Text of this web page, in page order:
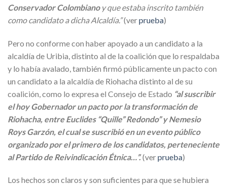
Conservador Colombianoy que estaba inscrito también
como candidato a dicha Alcaldía.”(verprueba)
Pero no conforme con haber apoyado a un candidato a la
alcaldía de Uribia, distinto al de la coalición que lo respaldaba
y lo había avalado, también firmó públicamente un pacto con
un candidato a la alcaldía de Riohacha distinto al de su
coalición, como lo expresa el Consejo de Estado “al suscribir
el hoy Gobernador un pacto por la transformación de
Riohacha, entre Euclides “Quille” Redondo” y Nemesio
Roys Garzón, el cual se suscribió en un evento público
organizado por el primero de los candidatos, perteneciente
al Partido de Reivindicación Étnica…”.(verprueba)
Los hechos son claros y son suficientes para que se hubiera